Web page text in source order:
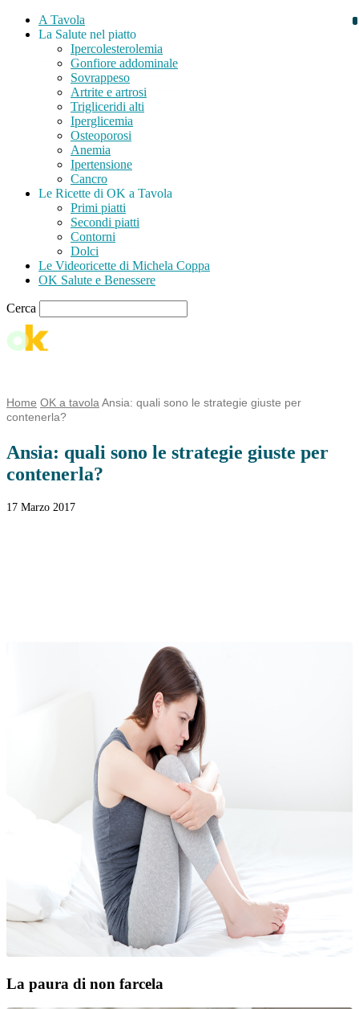
A Tavola
La Salute nel piatto
Ipercolesterolemia
Gonfiore addominale
Sovrappeso
Artrite e artrosi
Trigliceridi alti
Iperglicemia
Osteoporosi
Anemia
Ipertensione
Cancro
Le Ricette di OK a Tavola
Primi piatti
Secondi piatti
Contorni
Dolci
Le Videoricette di Michela Coppa
OK Salute e Benessere
Cerca
Home OK a tavola Ansia: quali sono le strategie giuste per
contenerla?
Ansia: quali sono le strategie giuste per
contenerla?
17 Marzo 2017
La paura di non farcela